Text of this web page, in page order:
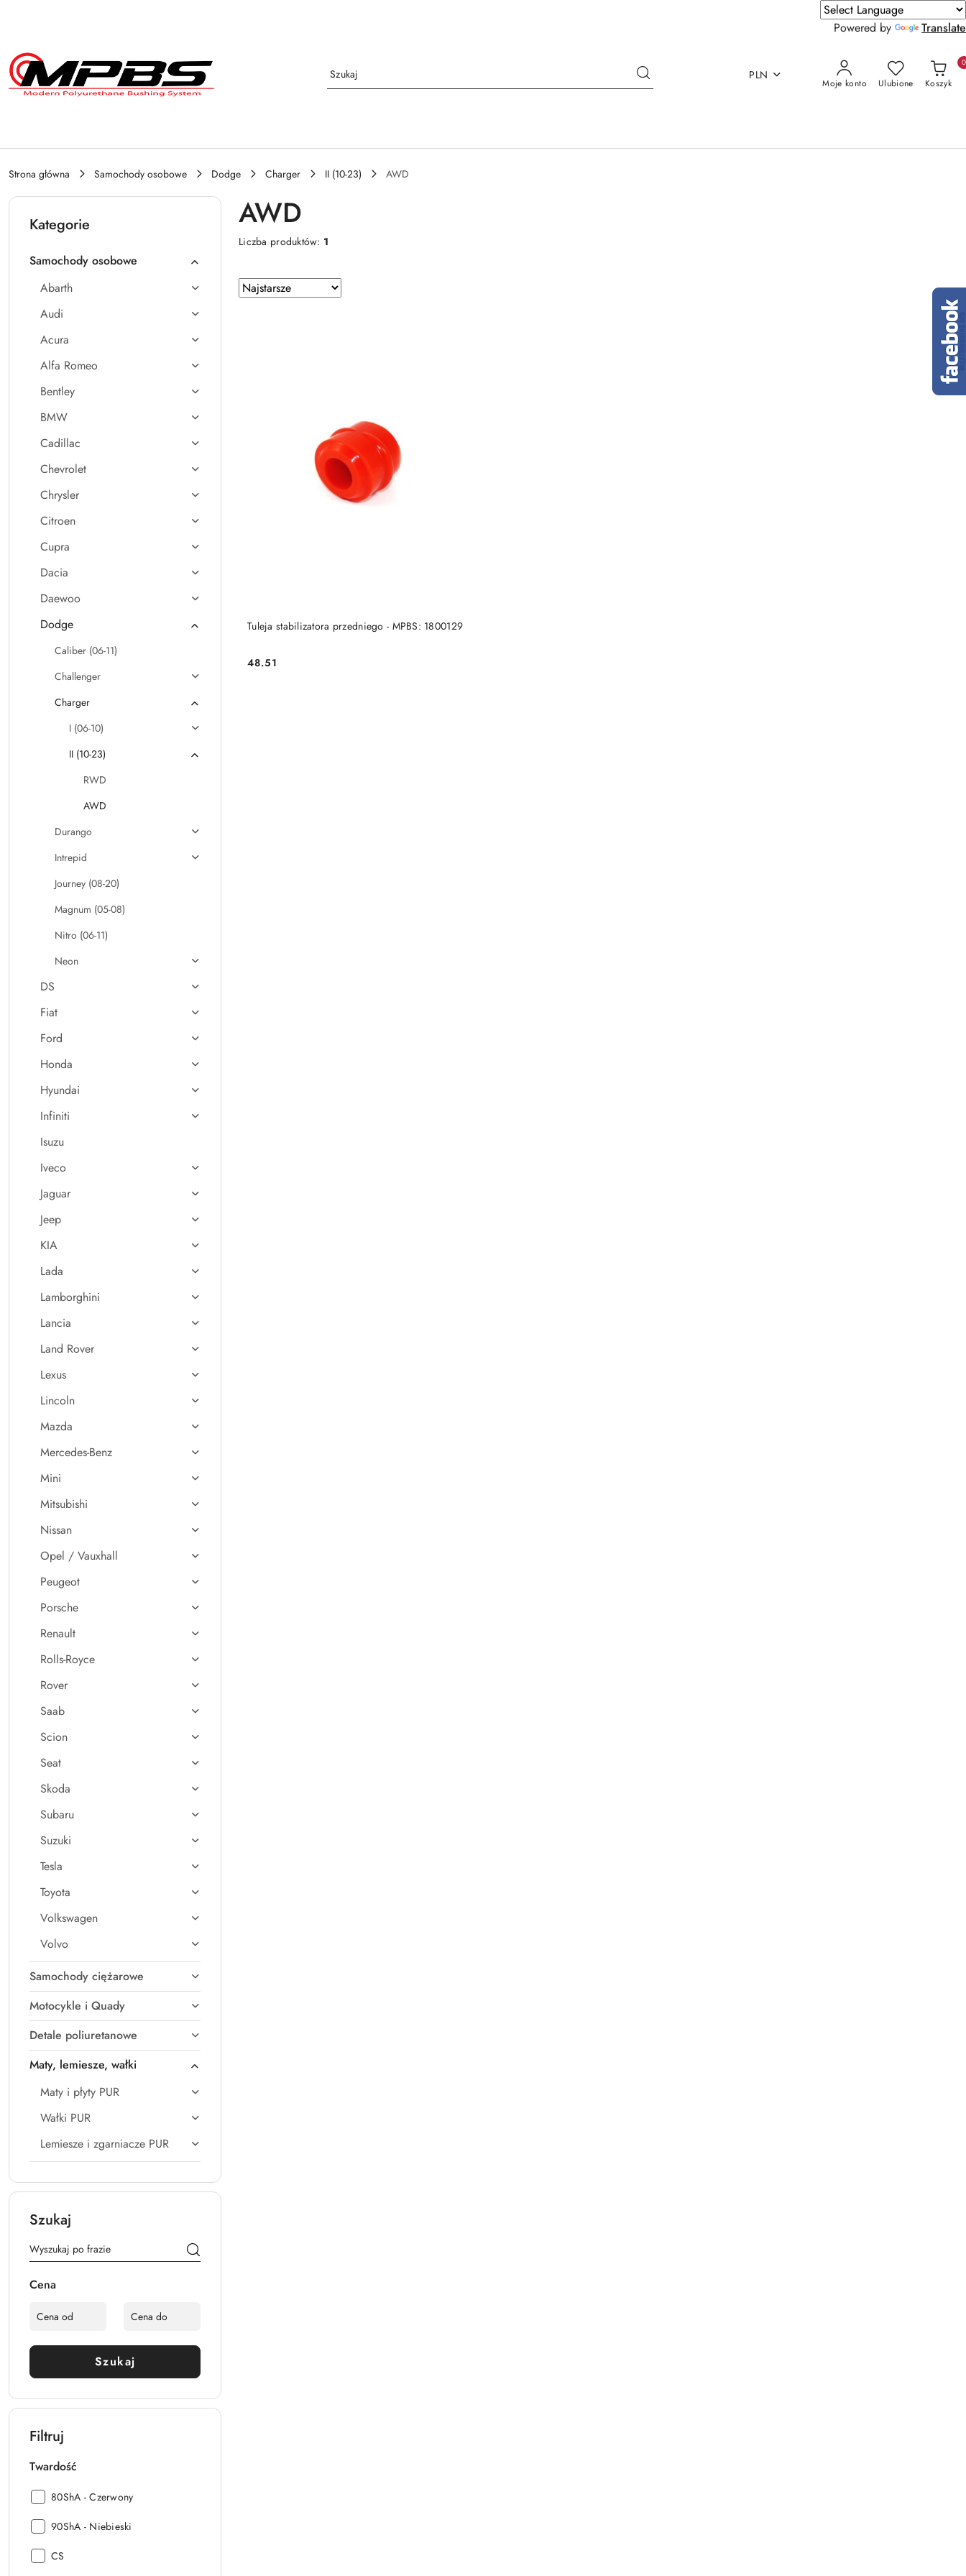
Powered by
Translate
Przejdź do treści głównej
Przejdź do wyszukiwarki
Przejdź do moje konto
Przejdź do menu głównego
Przejdź do stopki
PLN
Moje konto Ulubione Koszyk
0
Strona główna Samochody osobowe Dodge Charger II (10-23) AWD
Kategorie
Samochody osobowe
Abarth
Audi
Acura
Alfa Romeo
Bentley
BMW
Cadillac
Chevrolet
Chrysler
Citroen
Cupra
Dacia
Daewoo
Dodge
Caliber (06-11)
Challenger
Charger
I (06-10)
II (10-23)
RWD
AWD
Durango
Intrepid
Journey (08-20)
Magnum (05-08)
Nitro (06-11)
Neon
DS
Fiat
Ford
Honda
Hyundai
Infiniti
Isuzu
Iveco
Jaguar
Jeep
KIA
Lada
Lamborghini
Lancia
Land Rover
Lexus
Lincoln
Mazda
Mercedes-Benz
Mini
Mitsubishi
Nissan
Opel / Vauxhall
Peugeot
Porsche
Renault
Rolls-Royce
Rover
Saab
Scion
Seat
Skoda
Subaru
Suzuki
Tesla
Toyota
Volkswagen
Volvo
Samochody ciężarowe
Motocykle i Quady
Detale poliuretanowe
Maty, lemiesze, wałki
Maty i płyty PUR
Wałki PUR
Lemiesze i zgarniacze PUR
Szukaj
Cena
Szukaj
Filtruj
Twardość
Twardość:
80ShA - Czerwony
Twardość:
90ShA - Niebieski
Twardość:
CS
AWD
Liczba produktów: 1
Zastosowano
sortowanie:
Sortuj
według
Tuleja stabilizatora przedniego - MPBS: 1800129
Cena:
48.51
DO KOSZYKA